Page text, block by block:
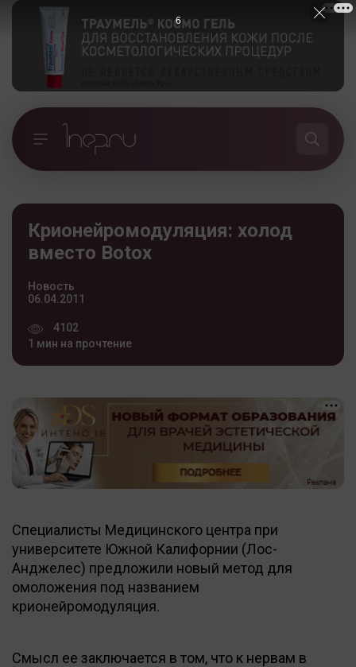
Крионейромодуляция: холод
вместо Botox
Новость
06.04.2011
4102
1 мин на прочтение
Специалисты Медицинского центра при
университете Южной Калифорнии (Лос-
Анджелес) предложили новый метод для
омоложения под названием
крионейромодуляция.
Смысл ее заключается в том, что к нервам в
5